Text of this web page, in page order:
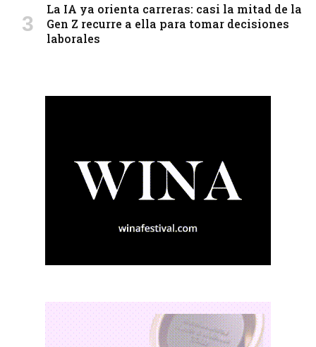
La IA ya orienta carreras: casi la mitad de la
Gen Z recurre a ella para tomar decisiones
laborales